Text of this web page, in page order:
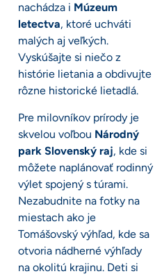
nachádza i Múzeum
letectva, ktoré uchváti
malých aj veľkých.
Vyskúšajte si niečo z
histórie lietania a obdivujte
rôzne historické lietadlá.
Pre milovníkov prírody je
skvelou voľbou Národný
park Slovenský raj, kde si
môžete naplánovať rodinný
výlet spojený s túrami.
Nezabudnite na fotky na
miestach ako je
Tomášovský výhľad, kde sa
otvoria nádherné výhľady
na okolitú krajinu. Deti si